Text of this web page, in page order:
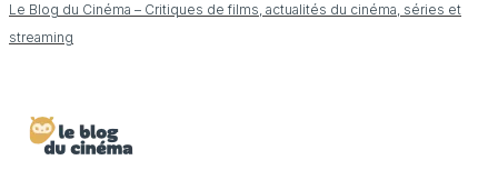
Le Blog du Cinéma – Critiques de films, actualités du cinéma, séries et
streaming